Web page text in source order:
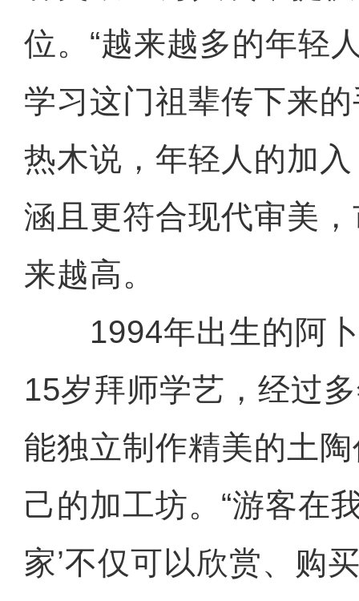
位。“越来越多的年轻
学习这门祖辈传下来
热木说，年轻人的加
涵且更符合现代审美
来越高。
1994年出生的阿卜
15岁拜师学艺，经过
能独立制作精美的土
己的加工坊。“游客在
家’不仅可以欣赏、购